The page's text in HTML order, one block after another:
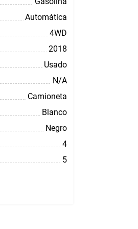
Automática
4WD
2018
Usado
N/A
Camioneta
Blanco
Negro
4
5